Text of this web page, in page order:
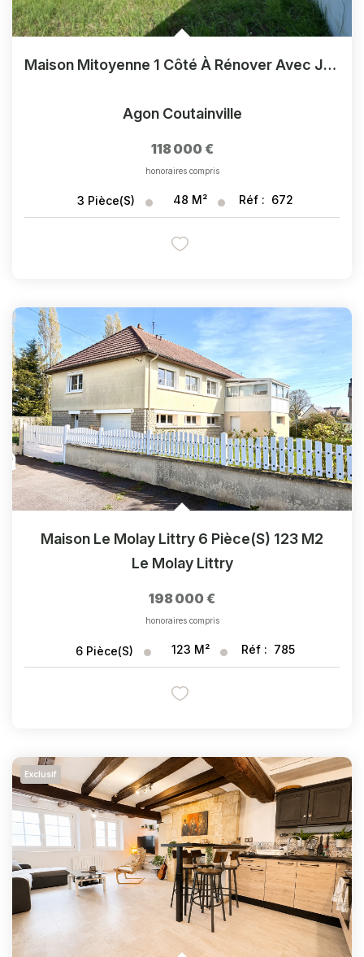
Maison Mitoyenne 1 Côté À Rénover Avec Jardin Privé
Agon Coutainville
118 000 €
honoraires compris
3 Pièce(s) 48 M² Réf : 672
Maison Le Molay Littry 6 Pièce(s) 123 M2
Le Molay Littry
198 000 €
honoraires compris
6 Pièce(s) 123 M² Réf : 785
Exclusif